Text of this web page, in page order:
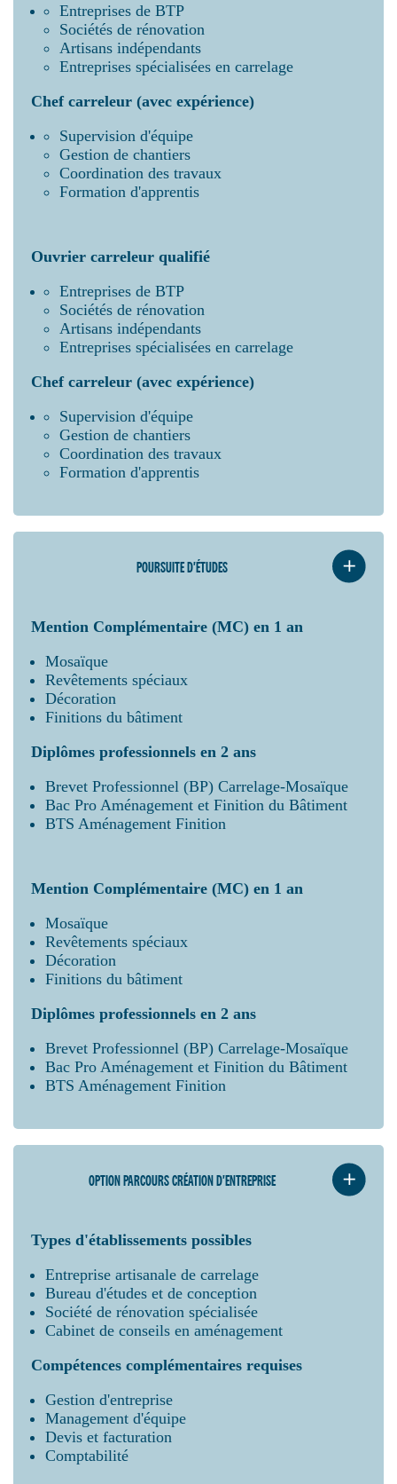
Entreprises de BTP
Sociétés de rénovation
Artisans indépendants
Entreprises spécialisées en carrelage
Chef carreleur (avec expérience)
Supervision d'équipe
Gestion de chantiers
Coordination des travaux
Formation d'apprentis
Ouvrier carreleur qualifié
Entreprises de BTP
Sociétés de rénovation
Artisans indépendants
Entreprises spécialisées en carrelage
Chef carreleur (avec expérience)
Supervision d'équipe
Gestion de chantiers
Coordination des travaux
Formation d'apprentis
POURSUITE D'ÉTUDES
Mention Complémentaire (MC) en 1 an
Mosaïque
Revêtements spéciaux
Décoration
Finitions du bâtiment
Diplômes professionnels en 2 ans
Brevet Professionnel (BP) Carrelage-Mosaïque
Bac Pro Aménagement et Finition du Bâtiment
BTS Aménagement Finition
Mention Complémentaire (MC) en 1 an
Mosaïque
Revêtements spéciaux
Décoration
Finitions du bâtiment
Diplômes professionnels en 2 ans
Brevet Professionnel (BP) Carrelage-Mosaïque
Bac Pro Aménagement et Finition du Bâtiment
BTS Aménagement Finition
OPTION PARCOURS CRÉATION D'ENTREPRISE
Types d'établissements possibles
Entreprise artisanale de carrelage
Bureau d'études et de conception
Société de rénovation spécialisée
Cabinet de conseils en aménagement
Compétences complémentaires requises
Gestion d'entreprise
Management d'équipe
Devis et facturation
Comptabilité